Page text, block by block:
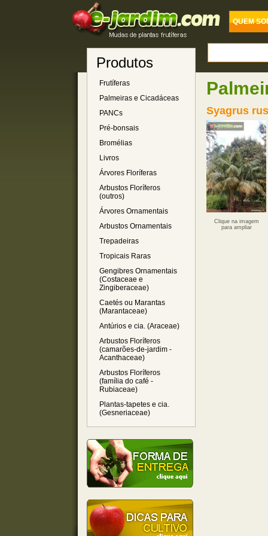
QUEM
Produtos
Frutíferas
Palmeiras e Cicadáceas
PANCs
Pré-bonsais
Bromélias
Livros
Árvores Floríferas
Arbustos Floríferos
(outros)
Árvores Ornamentais
Arbustos Ornamentais
Trepadeiras
Tropicais Raras
Gengibres Ornamentais
(Costaceae e
Zingiberaceae)
Caetés ou Marantas
(Marantaceae)
Antúrios e cia. (Araceae)
Arbustos Floríferos
(camarões-de-jardim -
Acanthaceae)
Arbustos Floríferos
(família do café -
Rubiaceae)
Plantas-tapetes e cia.
(Gesneriaceae)
Syagrus
Clique na imagem
para ampliar